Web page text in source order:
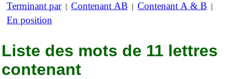
Terminant par| Contenant AB | Contenant A & B |
En position
Liste des mots de 11 lettres
contenant